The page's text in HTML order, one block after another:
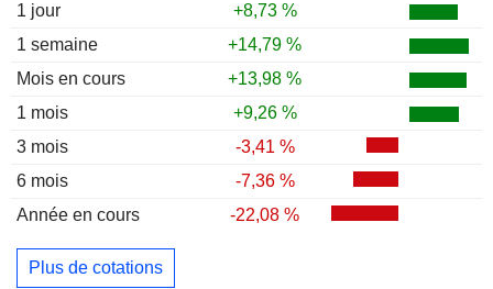
1 jour
+8,73 %
1 semaine
+14,79 %
Mois en cours
+13,98 %
1 mois
+9,26 %
3 mois
-3,41 %
6 mois
-7,36 %
Année en cours
-22,08 %
Plus de cotations